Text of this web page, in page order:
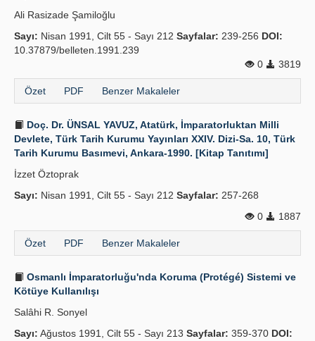
Ali Rasizade Şamiloğlu
Sayı: Nisan 1991, Cilt 55 - Sayı 212 Sayfalar: 239-256 DOI:
10.37879/belleten.1991.239
0
3819
Özet PDF Benzer Makaleler
Doç. Dr. ÜNSAL YAVUZ, Atatürk, İmparatorluktan Milli
Devlete, Türk Tarih Kurumu Yayınları XXIV. Dizi-Sa. 10, Türk
Tarih Kurumu Basımevi, Ankara-1990. [Kitap Tanıtımı]
İzzet Öztoprak
Sayı: Nisan 1991, Cilt 55 - Sayı 212 Sayfalar: 257-268
0
1887
Özet PDF Benzer Makaleler
Osmanlı İmparatorluğu'nda Koruma (Protégé) Sistemi ve
Kötüye Kullanılışı
Salâhi R. Sonyel
Sayı: Ağustos 1991, Cilt 55 - Sayı 213 Sayfalar: 359-370 DOI: